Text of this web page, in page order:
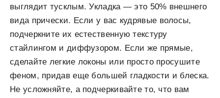
выглядит тусклым. Укладка — это 50% внешнего
вида прически. Если у вас кудрявые волосы,
подчеркните их естественную текстуру
стайлингом и диффузором. Если же прямые,
сделайте легкие локоны или просто просушите
феном, придав еще большей гладкости и блеска.
Не усложняйте, а подчеркивайте то, что вам